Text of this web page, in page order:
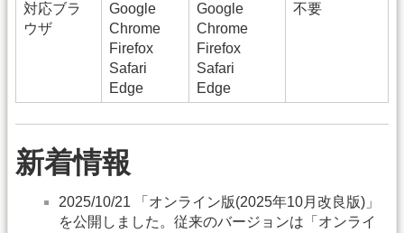
対応ブラ
ウザ
Google
Chrome
Firefox
Safari
Edge
Google
Chrome
Firefox
Safari
Edge
不要
新着情報
2025/10/21 「オンライン版(2025年10月改良版)」
を公開しました。従来のバージョンは「オンライ